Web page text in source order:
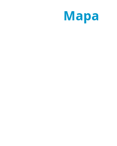
Mapa